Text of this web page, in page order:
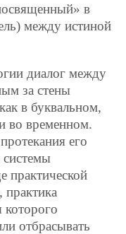
в
между истиной
диалог между
за стены
в буквальном,
во временном.
его
системы
практической
практика
которого
отбрасывать